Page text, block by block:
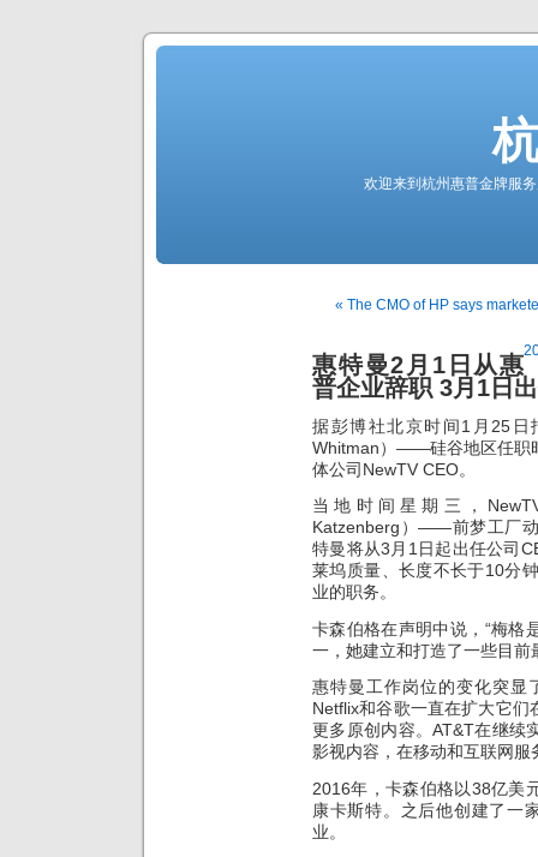
欢迎来到杭州惠普金牌服
« The CMO of HP says
惠特曼2月1日从惠
普企业辞职 3月1日
据彭博社北京时间1月25日
Whitman）——硅谷地区任职
体公司NewTV CEO。
当地时间星期三，
Katzenberg）——前梦工厂
特曼将从3月1日起出任公司
莱坞质量、长度不长于10分
业的职务。
卡森伯格在声明中说，“梅格
一，她建立和打造了一些目前
惠特曼工作岗位的变化突显
Netflix和谷歌一直在扩大它
更多原创内容。AT&T在继续
影视内容，在移动和互联网
2016年，卡森伯格以38亿美
康卡斯特。之后他创建了一
业。